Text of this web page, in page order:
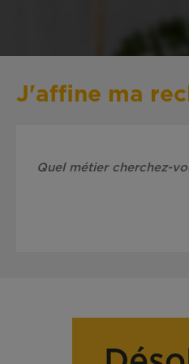
J'affine ma